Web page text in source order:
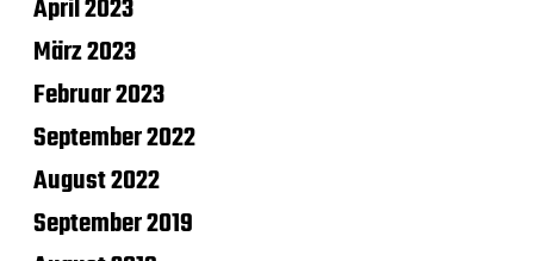
April 2023
März 2023
Februar 2023
September 2022
August 2022
September 2019